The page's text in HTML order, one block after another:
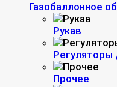
Газобаллонное
Рукав
Регуляторы
Прочее